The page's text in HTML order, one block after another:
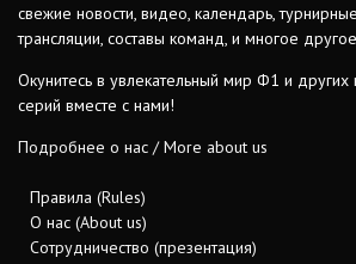
свежие новости, видео, календарь,
трансляции, составы команд, и многое
Окунитесь в увлекательный мир Ф1 и
серий вместе с нами!
Подробнее о нас / More about us
Правила (Rules)
О нас (About us)
Сотрудничество (презентация)